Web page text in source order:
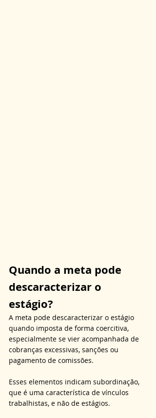
Quando a meta pode
descaracterizar o
estágio?
A meta pode descaracterizar o estágio
quando imposta de forma coercitiva,
especialmente se vier acompanhada de
cobranças excessivas, sanções ou
pagamento de comissões.
Esses elementos indicam subordinação,
que é uma característica de vínculos
trabalhistas, e não de estágios.